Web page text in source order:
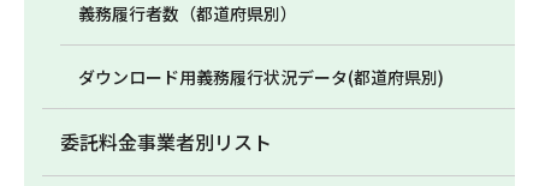
義務履行者数（都道府県別）
ダウンロード用義務履行状況データ(都道府県別)
委託料金事業者別リスト